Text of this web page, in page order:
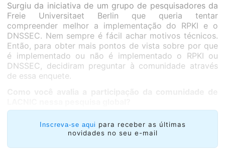
Surgiu da iniciativa de um grupo de pesquisadores da
Freie Universitaet Berlin que queria tentar
compreender melhor a implementação do RPKI e o
DNSSEC. Nem sempre é fácil achar motivos técnicos.
Então, para obter mais pontos de vista sobre por que
é implementado ou não é implementado o RPKI ou
DNSSEC, decidiram preguntar à comunidade através
de essa enquete.
Inscreva-se aqui para receber as últimas
novidades no seu e-mail